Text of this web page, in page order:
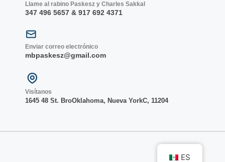
Llame al rabino Paskesz y Charles Sakkal
347 496 5657 & 917 692 4371
Enviar correo electrónico
mbpaskesz@gmail.com
Visítanos
1645 48 St. BroOklahoma, Nueva YorkC, 11204
ES